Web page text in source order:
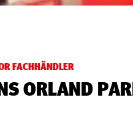
FACHHÄNDLER
ORLAND